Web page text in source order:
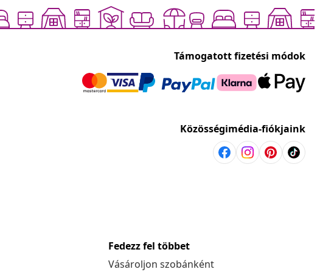
Támogatott fizetési módok
Közösségimédia-fiókjaink
Fedezz fel többet
Vásároljon szobánként